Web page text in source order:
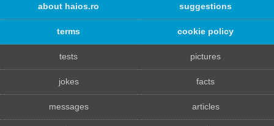
about haios.ro suggestions
terms cookie policy
tests pictures
jokes facts
messages articles